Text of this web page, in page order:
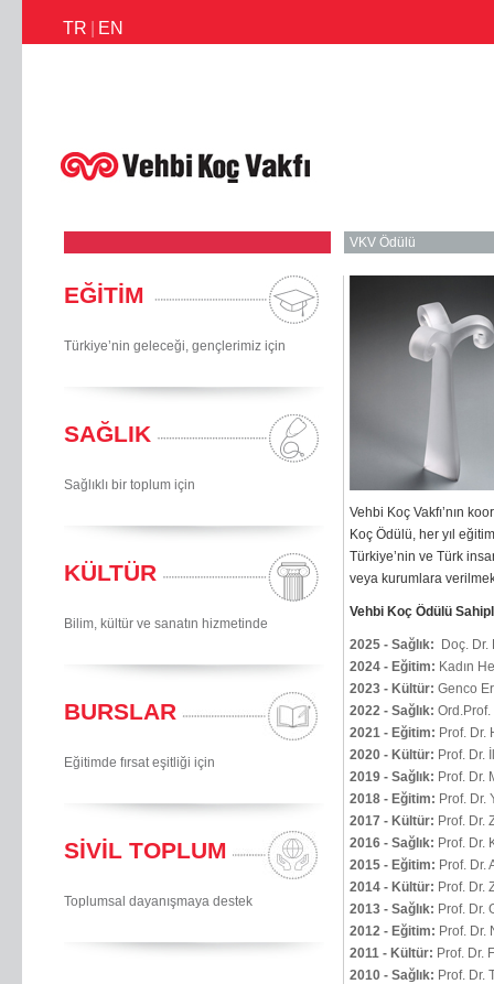
TR EN
EĞİTİM
Türkiye’nin geleceği, gençlerimiz için
SAĞLIK
Sağlıklı bir toplum için
KÜLTÜR
Bilim, kültür ve sanatın hizmetinde
BURSLAR
Eğitimde fırsat eşitliği için
SİVİL TOPLUM
Toplumsal dayanışmaya destek
VKV Ödülü
Vehbi Koç Vakfı’nın
Koç Ödülü, her yıl
Türkiye’nin ve Türk
veya kurumlara
Vehbi Koç Ödülü
2025 - Sağlık:
Doç. Dr.
2024 - Eğitim: Kadın
2023 - Kültür: Genco
2022 - Sağlık:
2021 - Eğitim: Prof. Dr.
2020 - Kültür: Prof. Dr.
2019 - Sağlık: Prof. Dr.
2018 - Eğitim: Prof. Dr.
2017 - Kültür: Prof. Dr.
2016 - Sağlık: Prof. Dr.
2015 - Eğitim: Prof. Dr.
2014 - Kültür: Prof. Dr.
2013 - Sağlık: Prof. Dr.
2012 - Eğitim: Prof. Dr.
2011 - Kültür: Prof. Dr.
2010 - Sağlık: Prof. Dr.